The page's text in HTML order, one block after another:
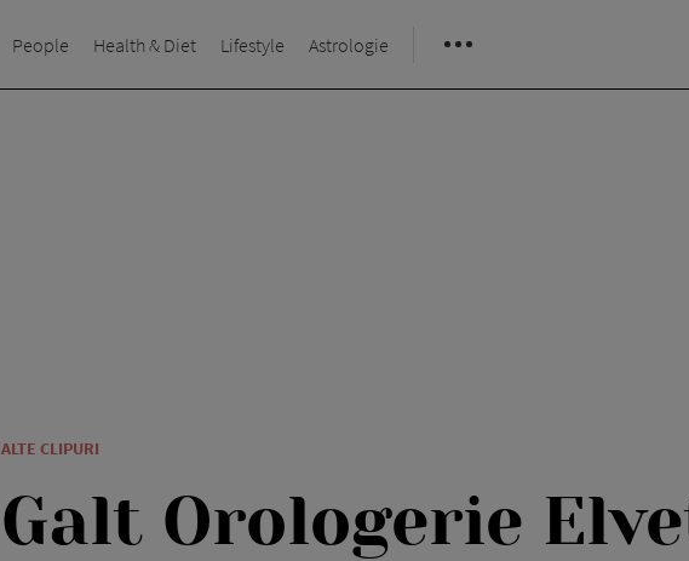
People Health & Diet Lifestyle Astrologie
ALTE CLIPURI
Galt Orologerie